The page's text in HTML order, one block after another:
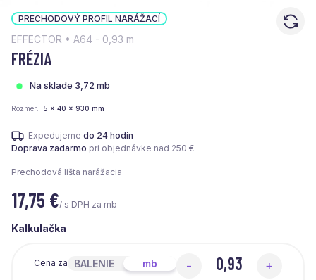
PRECHODOVÝ PROFIL NARÁŽACÍ
EFFECTOR • A64 - 0,93 m
FRÉZIA
Na sklade 3,72 mb
Rozmer 5 x 40 x 930 mm
Expedujeme do 24 hodín
Doprava zadarmo pri objednávke nad 250 €
Prechodová lišta narážacia
17,75 €/ s DPH za mb
Kalkulačka
Cena za BALENIE mb - +